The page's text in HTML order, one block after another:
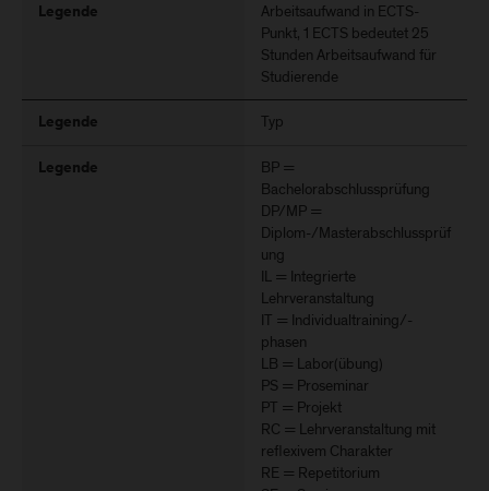
Legende
Arbeitsaufwand in ECTS-
Punkt, 1 ECTS bedeutet 25
Stunden Arbeitsaufwand für
Studierende
Legende Typ
Legende
BP =
Bachelorabschlussprüfung
DP/MP =
Diplom-/Masterabschlussprüf
ung
IL = Integrierte
Lehrveranstaltung
IT = Individualtraining/-
phasen
LB = Labor(übung)
PS = Proseminar
PT = Projekt
RC = Lehrveranstaltung mit
reflexivem Charakter
RE = Repetitorium